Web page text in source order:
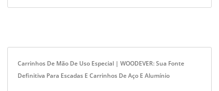
Carrinhos De Mão De Uso Especial | WOODEVER: Sua Fonte
Definitiva Para Escadas E Carrinhos De Aço E Alumínio